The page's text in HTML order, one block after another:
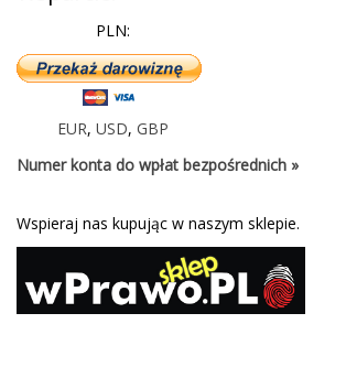
PLN:
EUR, USD, GBP
Numer konta do wpłat bezpośrednich »
Wspieraj nas kupując w naszym sklepie.